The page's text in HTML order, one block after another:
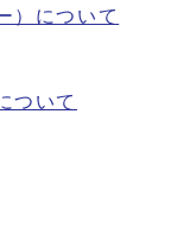
）について
ついて